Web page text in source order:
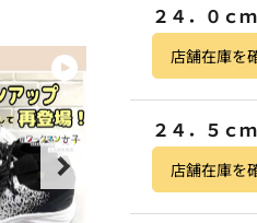
２４．０ｃｍ
店舗在庫を
２４．５ｃｍ
店舗在庫を